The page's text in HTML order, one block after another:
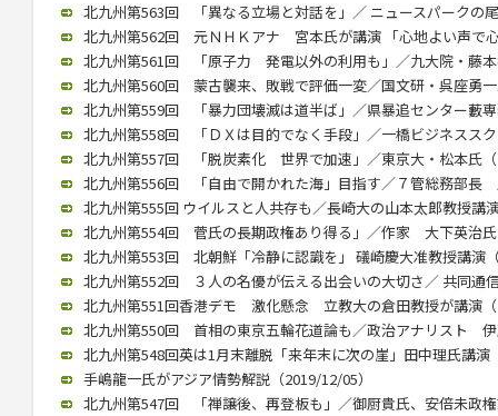
北九州第563回 「異なる立場と対話を」／ ニュースパークの
北九州第562回 元ＮＨＫアナ 宮本氏が講演 「心地よい声で
北九州第561回 「原子力 発電以外の利用も」／九大院・藤
北九州第560回 蒙古襲来、敗戦で評価一変／国文研・呉座勇
北九州第559回 「暴力団壊滅は道半ば」／県暴追センター藪
北九州第558回 「ＤＸは目的でなく手段」／一橋ビジネスス
北九州第557回 「脱炭素化 世界で加速」／東京大・松本氏
北九州第556回 「自由で開かれた海」目指す／７管総務部長
北九州第555回 ウイルスと人共存も／長崎大の山本太郎教授講
北九州第554回 菅氏の長期政権あり得る」／作家 大下英治
北九州第553回 北朝鮮「冷静に認識を」 礒崎慶大准教授講演
北九州第552回 ３人の名優が伝える出会いの大切さ／ 共同通
北九州第551回香港デモ 激化懸念 立教大の倉田教授が講演
北九州第550回 首相の東京五輪花道論も／政治アナリスト
北九州第548回英は1月末離脱「来年末に次の崖」田中理氏講演
手嶋龍一氏がアジア情勢解説（2019/12/05）
北九州第547回 「禅譲後、再登板も」／御厨貴氏、安倍未政